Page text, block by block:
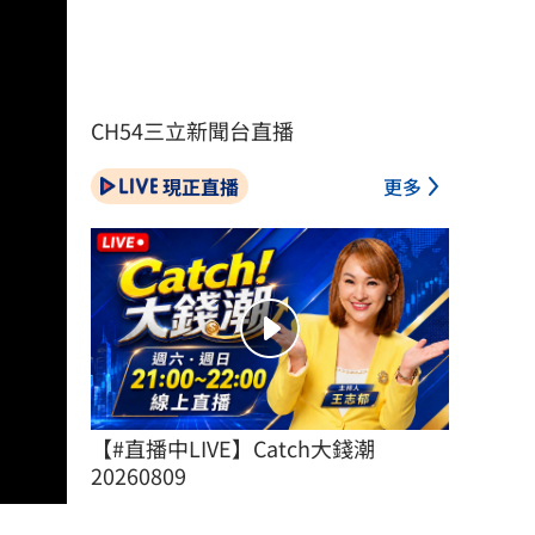
CH54三立新聞台直播
現正直播 更多
【#直播中LIVE】Catch大錢潮
20260809